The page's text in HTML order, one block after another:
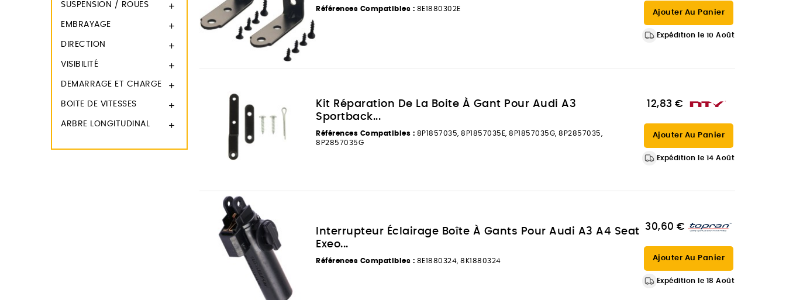
SUSPENSION / ROUES 
EMBRAYAGE 
DIRECTION 
VISIBILITÉ 
DEMARRAGE ET CHARGE 
BOITE DE VITESSES 
ARBRE LONGITUDINAL 
Références Compatibles : 8E1880302E
Ajouter Au Panier
Expédition le 10 Août
Kit Réparation De La Boite À Gant Pour Audi A3
Sportback...
Références Compatibles : 8P1857035, 8P1857035E, 8P1857035G, 8P2857035,
8P2857035G
12,83 €
Ajouter Au Panier
Expédition le 14 Août
Interrupteur Éclairage Boîte À Gants Pour Audi A3 A4 Seat
Exeo...
Références Compatibles : 8E1880324, 8K1880324
30,60 €
Ajouter Au Panier
Expédition le 18 Août